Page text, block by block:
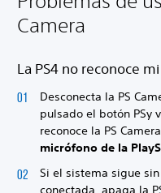
Camera
La PS4 no reconoce
Desconecta la PS
pulsado el botón PSy
reconoce la PS
micrófono de la
Si el sistema sigue
conectada, apaga la